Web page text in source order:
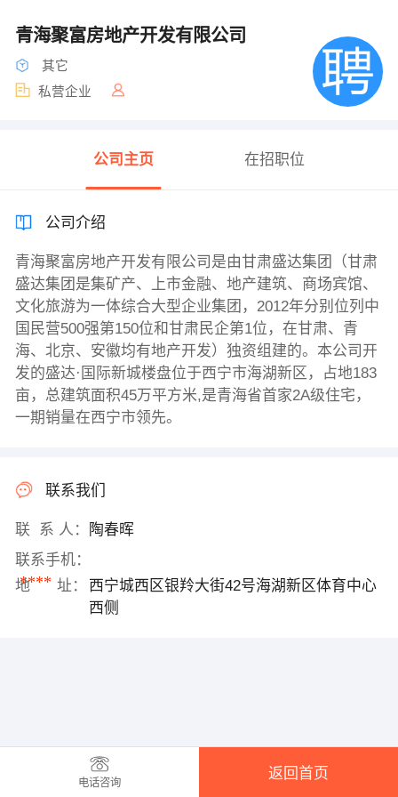
青海聚富房地产开发有限公司
其它
私营企业
公司主页 在招职位
公司介绍
青海聚富房地产开发有限公司是由甘肃盛达集团（甘肃
盛达集团是集矿产、上市金融、地产建筑、商场宾馆、
文化旅游为一体综合大型企业集团，2012年分别位列中
国民营500强第150位和甘肃民企第1位，在甘肃、青
海、北京、安徽均有地产开发）独资组建的。本公司开
发的盛达·国际新城楼盘位于西宁市海湖新区，占地183
亩，总建筑面积45万平方米,是青海省首家2A级住宅，
一期销量在西宁市领先。
联系我们
联 系 人：
陶春晖
联系手机：
****
地 址：
西宁城西区银羚大街42号海湖新区体育中心
西侧
电话咨询
返回首页